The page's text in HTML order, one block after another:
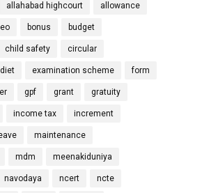
allahabad highcourt allowance
bonus budget
child safety circular
diet examination scheme form
gpf grant gratuity
income tax increment
maintenance
mdm meenakiduniya
navodaya ncert ncte